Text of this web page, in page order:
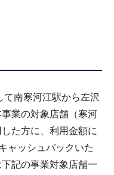
南寒河江駅から左沢
業の対象店舗（寒河
た方に、利用金額に
ャッシュバックいた
記の事業対象店舗一